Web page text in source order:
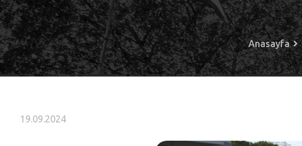
Anasayfa
19.09.2024